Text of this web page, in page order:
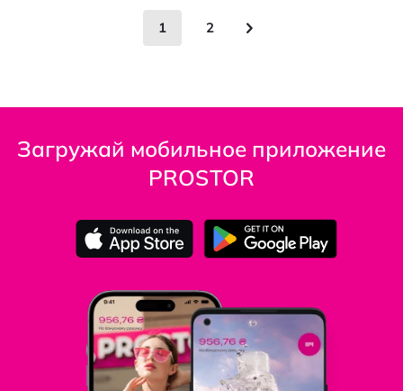
You're currently reading page
1 Страница
2 Страница
Следующее
Загружай мобильное приложение
PROSTOR